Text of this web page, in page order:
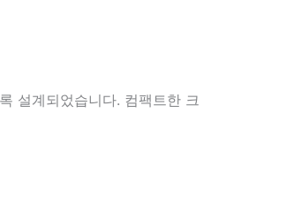
설계되었습니다. 컴팩트한 크